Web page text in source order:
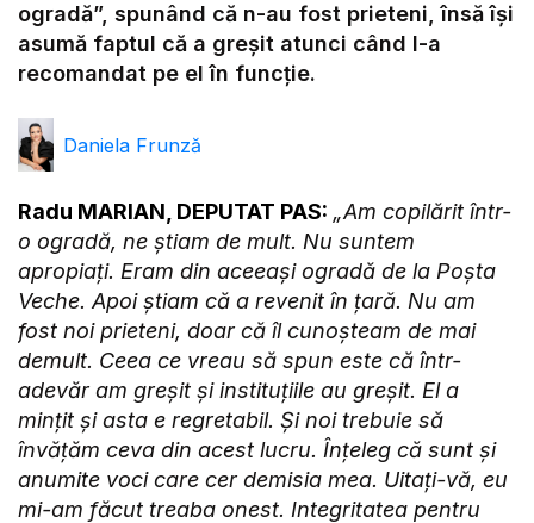
ogradă”, spunând că n-au fost prieteni, însă își
asumă faptul că a greșit atunci când l-a
recomandat pe el în funcție.
Daniela Frunză
Radu MARIAN, DEPUTAT PAS: „Am copilărit într-
o ogradă, ne știam de mult. Nu suntem
apropiați. Eram din aceeași ogradă de la Poșta
Veche. Apoi știam că a revenit în țară. Nu am
fost noi prieteni, doar că îl cunoșteam de mai
demult. Ceea ce vreau să spun este că într-
adevăr am greșit și instituțiile au greșit. El a
mințit și asta e regretabil. Și noi trebuie să
învățăm ceva din acest lucru. Înțeleg că sunt și
anumite voci care cer demisia mea. Uitați-vă, eu
mi-am făcut treaba onest. Integritatea pentru